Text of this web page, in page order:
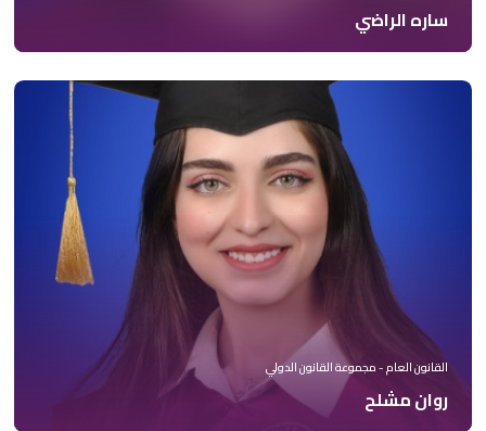
ساره الراضي
القانون العام - مجموعة القانون الدولي
روان مشلح